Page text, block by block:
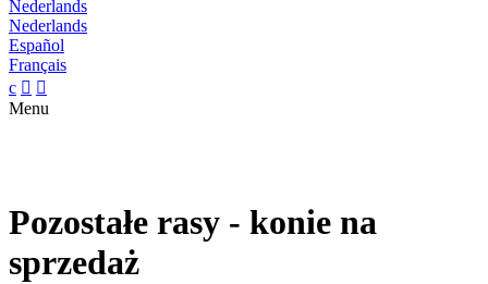
Nederlands
Nederlands
Español
Français
c  
Menu
Pozostałe rasy - konie na
sprzedaż